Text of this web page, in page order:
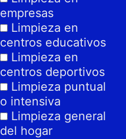
empresas
Limpieza en
centros educativos
Limpieza en
centros deportivos
Limpieza puntual
o intensiva
Limpieza general
del hogar